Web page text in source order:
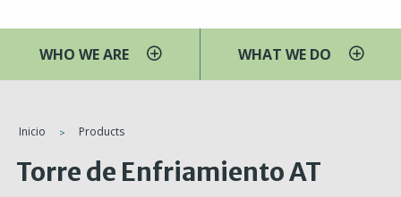
WHO WE ARE WHAT WE DO
You
are
here
Inicio Products
Torre de Enfriamiento AT